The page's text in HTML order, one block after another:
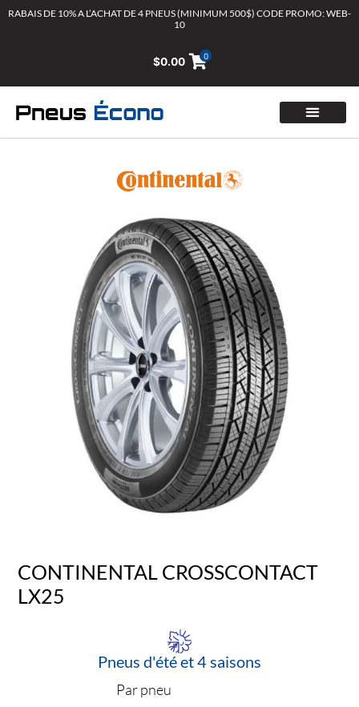
AllerRABAIS DE 10% A L’ACHAT DE 4 PNEUS (MINIMUM 500$) CODE PROMO: WEB-
10
$0.00 0
CONTINENTAL CROSSCONTACT
LX25
Pneus d'été et 4 saisons
Par pneu